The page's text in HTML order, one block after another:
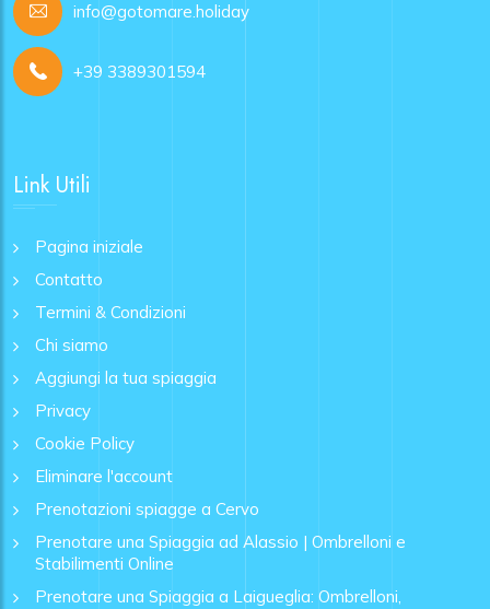
info@gotomare.holiday
+39 3389301594
Link Utili
Pagina iniziale
Contatto
Termini & Condizioni
Chi siamo
Aggiungi la tua spiaggia
Privacy
Cookie Policy
Eliminare l'account
Prenotazioni spiagge a Cervo
Prenotare una Spiaggia ad Alassio | Ombrelloni e
Stabilimenti Online
Prenotare una Spiaggia a Laigueglia: Ombrelloni,